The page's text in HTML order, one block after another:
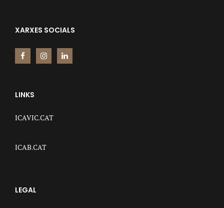
XARXES SOCIALS
LINKS
ICAVIC.CAT
ICAB.CAT
LEGAL